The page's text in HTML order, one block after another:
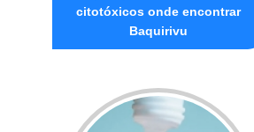
citotóxicos onde encontrar
Baquirivu